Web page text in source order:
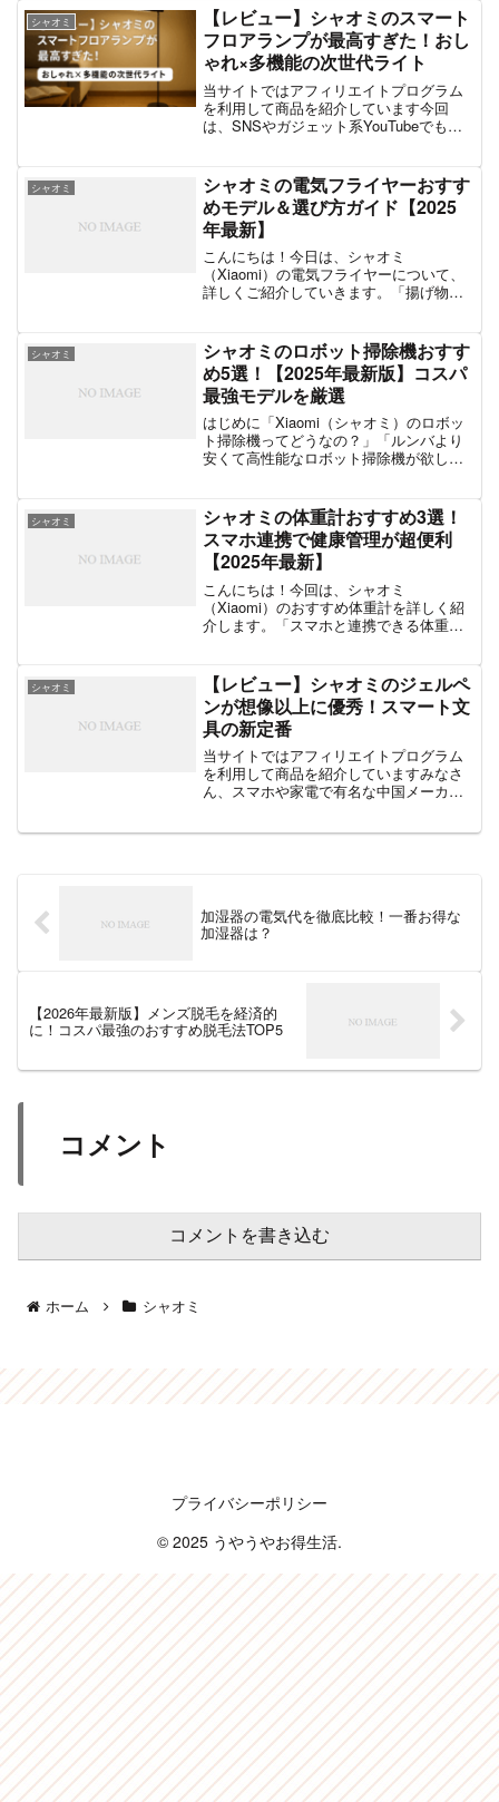
実はドライヤーも高性能＆コスパ抜群で
人気を集めています...
シャオミ
【レビュー】シャオミのスマート
フロアランプが最高すぎた！おし
ゃれ×多機能の次世代ライト
当サイトではアフィリエイトプログラム
を利用して商品を紹介しています今回
は、SNSやガジェット系YouTubeでも注
ます。シャオミといえば、スマホや掃除
機、加湿器な...
シャオミ
シャオミの電気フライヤーおすす
めモデル＆選び方ガイド【2025
年最新】
こんにちは！今日は、シャオミ
（Xiaomi）の電気フライヤーについて、
詳しくご紹介していきます。「揚げ物は
い！」こんな風に思ったことはありませ
んか？そんな方にぴったりなのが...
シャオミ
シャオミのロボット掃除機おすす
め5選！【2025年最新版】コスパ
最強モデルを厳選
はじめに「Xiaomi（シャオミ）のロボッ
ト掃除機ってどうなの？」「ルンバより
安くて高性能なロボット掃除機が欲し
ます！シャオミのロボット掃除機は、 高
性能なマッピン...
シャオミ
シャオミの体重計おすすめ3選！
スマホ連携で健康管理が超便利
【2025年最新】
こんにちは！今回は、シャオミ
（Xiaomi）のおすすめ体重計を詳しく紹
介します。「スマホと連携できる体重計
を持っている方に向けて、シャオミの体
重計の特徴やメリット、最新...
シャオミ
【レビュー】シャオミのジェルペ
ンが想像以上に優秀！スマート文
具の新定番
当サイトではアフィリエイトプログラム
を利用して商品を紹介していますみなさ
ん、スマホや家電で有名な中国メーカー
加湿器の電気代を徹底比較！一番お得な
加湿器は？
【2026年最新版】メンズ脱毛を経済的
に！コスパ最強のおすすめ脱毛法TOP5
コメント
コメントを書き込む
ホーム シャオミ
プライバシーポリシー
© 2025 うやうやお得生活.